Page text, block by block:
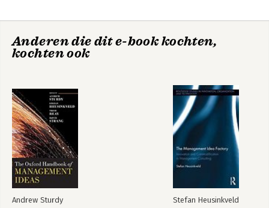
The Flow of
Management Ideas
The Oxford
3. Het pad naar succes
4. Hobbels op de weg
Waarom is een managementidee in of uit de mode?
5. Lof der vergankelijkheid
6. Overlevingsstrategieë
EPILOOG
DANKWOORD
LITERATUUR
Anderen die dit e-book kochten,
kochten ook
Andrew Sturdy Stefan Heusinkveld